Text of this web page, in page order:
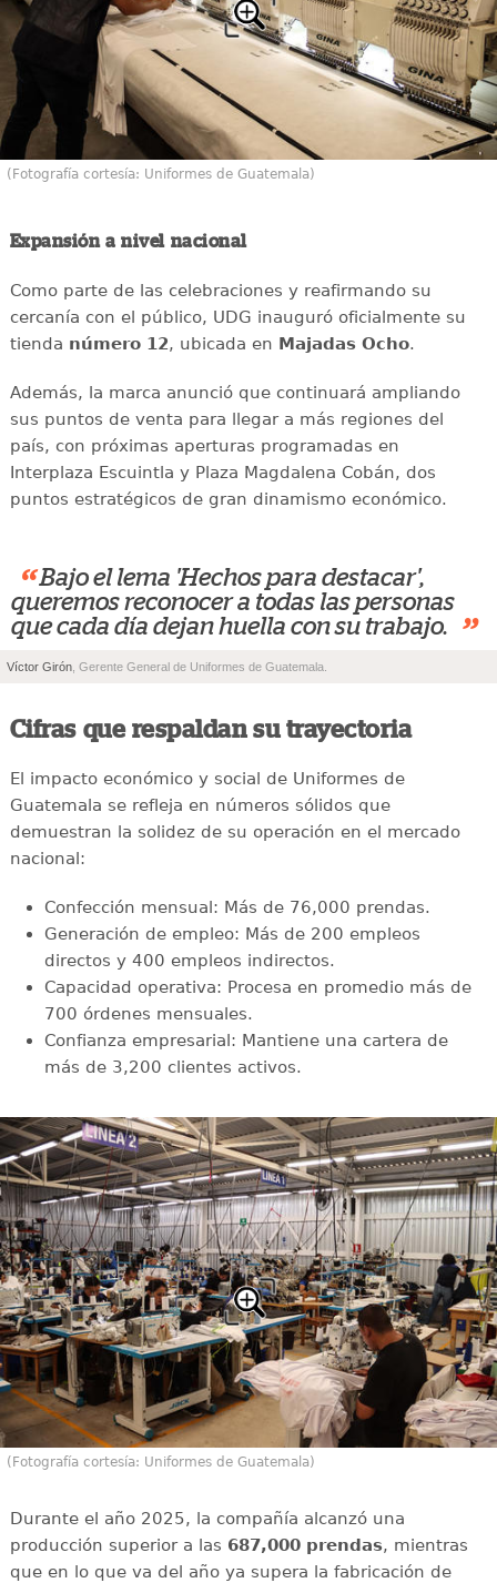
(Fotografía cortesía: Uniformes de Guatemala)
Expansión a nivel nacional
Como parte de las celebraciones y reafirmando su
cercanía con el público, UDG inauguró oficialmente su
tienda número 12, ubicada en Majadas Ocho.
Además, la marca anunció que continuará ampliando
sus puntos de venta para llegar a más regiones del
país, con próximas aperturas programadas en
Interplaza Escuintla y Plaza Magdalena Cobán, dos
puntos estratégicos de gran dinamismo económico.
“ Bajo el lema 'Hechos para destacar',
queremos reconocer a todas las personas
que cada día dejan huella con su trabajo.
”
Víctor Girón , Gerente General de Uniformes de Guatemala.
Cifras que respaldan su trayectoria
El impacto económico y social de Uniformes de
Guatemala se refleja en números sólidos que
demuestran la solidez de su operación en el mercado
nacional:
Confección mensual: Más de 76,000 prendas.
Generación de empleo: Más de 200 empleos
directos y 400 empleos indirectos.
Capacidad operativa: Procesa en promedio más de
700 órdenes mensuales.
Confianza empresarial: Mantiene una cartera de
más de 3,200 clientes activos.
(Fotografía cortesía: Uniformes de Guatemala)
Durante el año 2025, la compañía alcanzó una
producción superior a las 687,000 prendas, mientras
que en lo que va del año ya supera la fabricación de